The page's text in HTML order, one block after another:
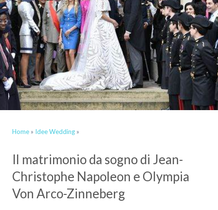
Home » Idee Wedding »
Il matrimonio da sogno di Jean-
Christophe Napoleon e Olympia
Von Arco-Zinneberg